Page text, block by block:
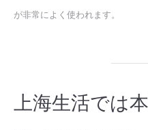
が非常によく使われます。
上海生活では